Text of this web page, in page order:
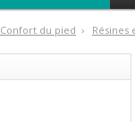
Confort du pied › Résines